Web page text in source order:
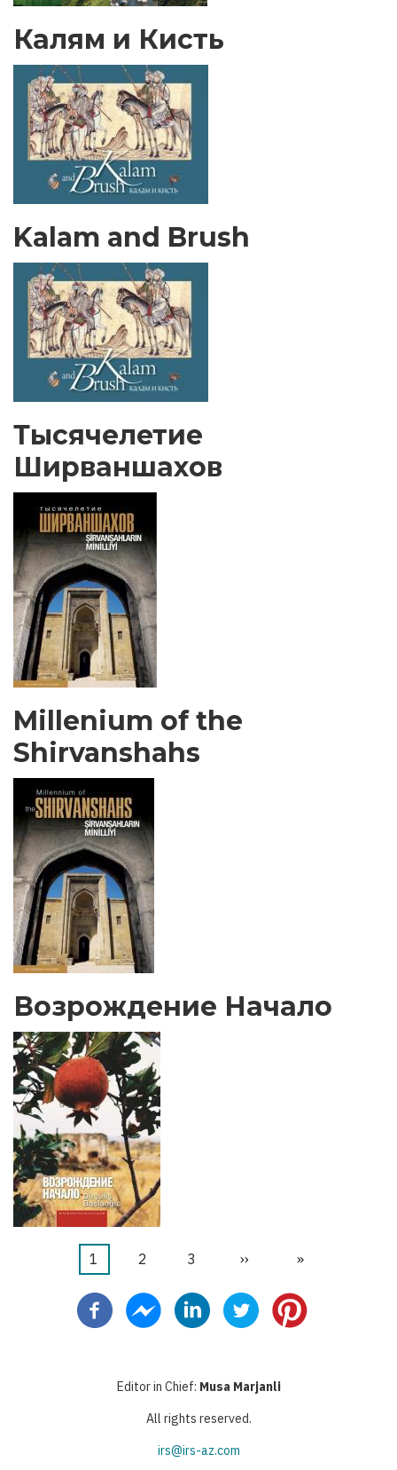
Калям и Кисть
Kalam and Brush
Тысячелетие
Ширваншахов
Millenium of the
Shirvanshahs
Возрождение Начало
Нумерация
страниц
Текущая
1 Страница
2 Страница
3
Следующая
››
Последняя
»
Editor in Chief: Musa Marjanli
All rights reserved.
irs@irs-az.com